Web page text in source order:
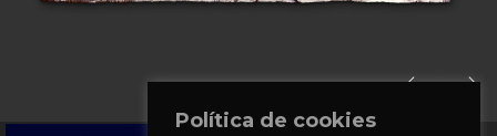
Política de cookies